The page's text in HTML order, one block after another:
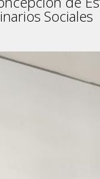
Sociales